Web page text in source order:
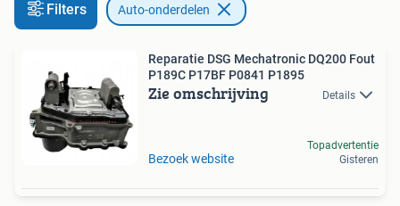
Filters Auto-onderdelen
Reparatie DSG Mechatronic DQ200 Fout
P189C P17BF P0841 P1895
Zie omschrijving Details
Bezoek website
Topadvertentie
Gisteren